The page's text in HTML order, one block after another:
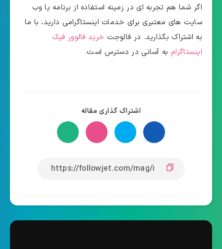
اگر شما هم تجربه ای در زمینه استفاده از برنامه یا وب
سایت های معتبری برای خدمات اینستاگرامی دارید، با ما
به اشتراک بگذارید. در فالوجت خرید فالوور فیک
اینستاگرام به آسانی در دسترس است.
اشتراک گذاری مقاله